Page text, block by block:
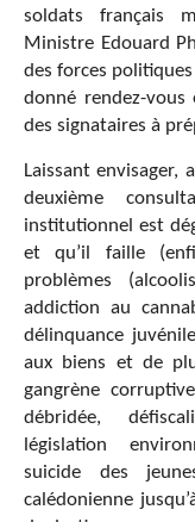
soldats français
Ministre Edouard
des forces
donné rendez-
des signataires à
Laissant envisager,
deuxième
institutionnel est
et qu’il faille
problèmes
addiction au
délinquance
aux biens et de
gangrène
débridée,
législation
suicide des
calédonienne